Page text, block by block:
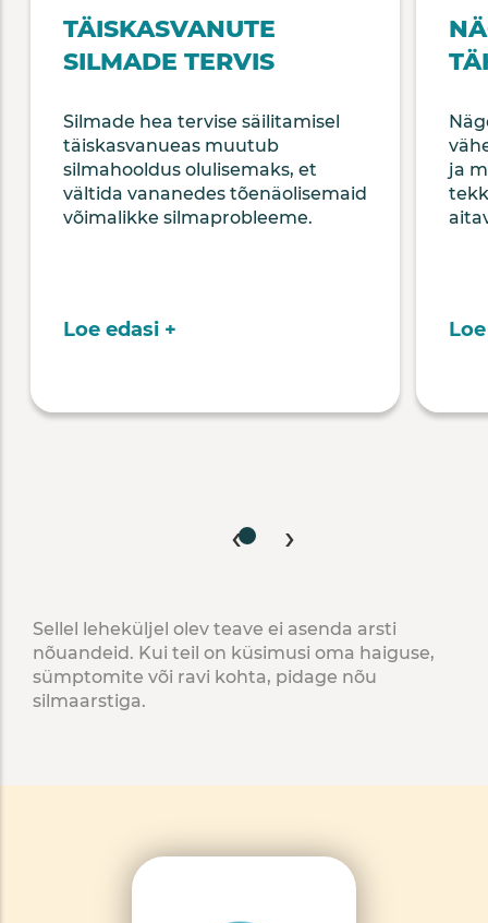
TÄISKASVANUTE
SILMADE TERVIS
Silmade hea tervise säilitamisel
täiskasvanueas muutub
silmahooldus olulisemaks, et
vältida vananedes tõenäolisemaid
võimalikke silmaprobleeme.
Loe edasi +
ja
‹ ›
Sellel leheküljel olev teave ei asenda arsti
nõuandeid. Kui teil on küsimusi oma haiguse,
sümptomite või ravi kohta, pidage nõu
silmaarstiga.